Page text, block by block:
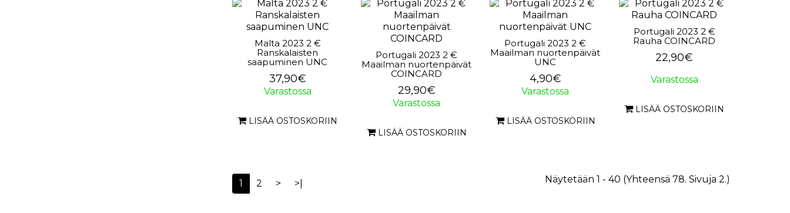
Malta 2023 2 €
Ranskalaisten
saapuminen UNC
37,90€
Varastossa
LISÄÄ OSTOSKORIIN
Portugali 2023 2 €
Maailman nuortenpäivät
COINCARD
29,90€
Varastossa
LISÄÄ OSTOSKORIIN
Portugali 2023 2 €
Maailman nuortenpäivät
UNC
4,90€
Varastossa
LISÄÄ OSTOSKORIIN
Portugali 2023 2 €
Rauha COINCARD
22,90€
Varastossa
LISÄÄ OSTOSKORIIN
1 2 > >| Näytetään 1 - 40 (Yhteensä 78. Sivuja 2.)